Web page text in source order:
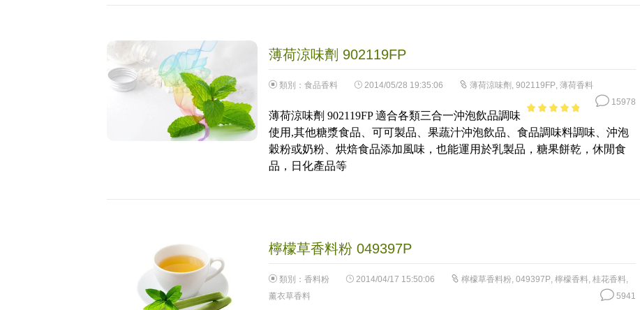
薄荷涼味劑 902119FP
類別： 食品香料 2014/05/28 19:35:06 薄荷涼味劑 , 902119FP, 薄荷香料
15978
5
薄荷涼味劑 902119FP 適合各類三合一沖泡飲品調味
使用,其他糖漿食品、可可製品、果蔬汁沖泡飲品、食品調味料調味、沖泡
穀粉或奶粉、烘焙食品添加風味，也能運用於乳製品，糖果餅乾，休閒食
品，日化產品等
檸檬草香料粉 049397P
類別： 香料粉 2014/04/17 15:50:06 檸檬草香料粉, 049397P, 檸檬香料, 桂花香料,
薰衣草香料
5941